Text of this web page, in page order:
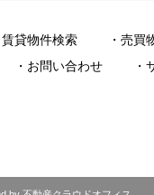
賃貸物件検索
売買
お問い合わせ